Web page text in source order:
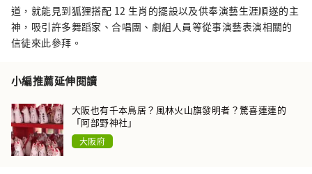
道，就能見到狐狸搭配 12 生肖的擺設以及供奉演藝生涯順遂的主
神，吸引許多舞蹈家、合唱團、劇組人員等從事演藝表演相關的
信徒來此參拜。
小編推薦延伸閱讀
大阪也有千本鳥居？風林火山旗發明者？驚喜連連的
「阿部野神社」
大阪府